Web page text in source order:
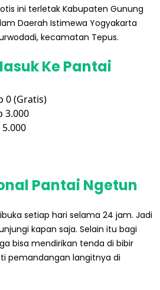
ini terletak Kabupaten Gunung
Daerah Istimewa Yogyakarta
kecamatan Tepus.
Ke Pantai
0 (Gratis)
3.000
Pantai Ngetun
setiap hari selama 24 jam. Jadi
kapan saja. Selain itu bagi
bisa mendirikan tenda di bibir
pemandangan langitnya di